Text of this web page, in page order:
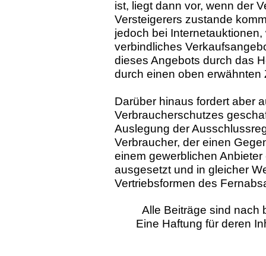
ist, liegt dann vor, wenn der
Versteigerers zustande
jedoch bei
verbindliches
dieses Angebots durch das
durch einen oben
Darüber hinaus fordert aber
Verbraucherschutzes
Auslegung der
Verbraucher, der einen
einem gewerblichen
ausgesetzt und in gleicher
Vertriebsformen des
Alle Beiträge sind nach
Eine Haftung für deren